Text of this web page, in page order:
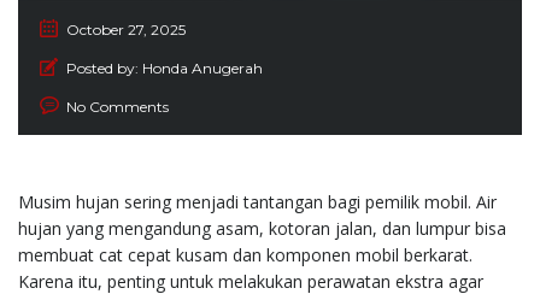
October 27, 2025
Posted by: Honda Anugerah
No Comments
Musim hujan sering menjadi tantangan bagi pemilik mobil. Air
hujan yang mengandung asam, kotoran jalan, dan lumpur bisa
membuat cat cepat kusam dan komponen mobil berkarat.
Karena itu, penting untuk melakukan perawatan ekstra agar